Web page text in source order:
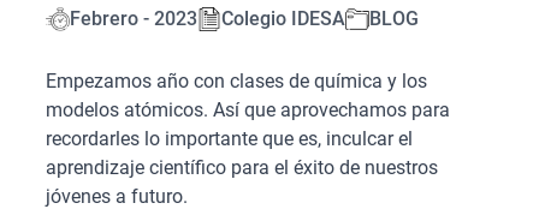
Febrero - 2023 Colegio IDESA BLOG
Empezamos año con clases de química y los
modelos atómicos. Así que aprovechamos para
recordarles lo importante que es, inculcar el
aprendizaje científico para el éxito de nuestros
jóvenes a futuro.